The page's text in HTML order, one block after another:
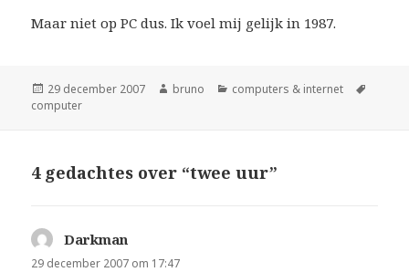
Maar niet op PC dus. Ik voel mij gelijk in 1987.
Geplaatst
op
29 december 2007 Auteur
bruno Categorieën
computers & internet
computer
4 gedachtes over “twee uur”
Darkman
29 december 2007 om 17:47